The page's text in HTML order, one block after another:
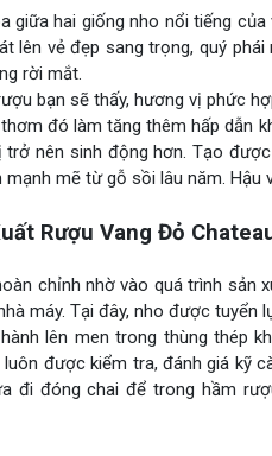
giữa hai giống nho nổi tiếng
lên vẻ đẹp sang trọng, quý
rời mắt.
bạn sẽ thấy, hương vị phức
đó làm tăng thêm hấp dẫn
trở nên sinh động hơn. Tạo
mẽ từ gỗ sồi lâu năm. Hậu
Rượu Vang Đỏ
chỉnh nhờ vào quá trình sản
máy. Tại đây, nho được
lên men trong thùng thép
được kiểm tra, đánh giá kỹ
đi đóng chai để trong hầm